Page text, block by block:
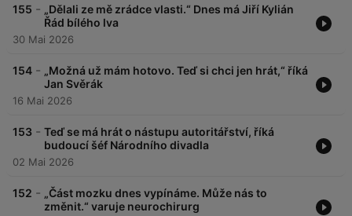
155 - „Dělali ze mě zrádce vlasti.“ Dnes má Jiří Kylián
Řád bílého lva
30 Mai 2026
154 - „Možná už mám hotovo. Teď si chci jen hrát,“ říká
Jan Svěrák
16 Mai 2026
153 - Teď se má hrát o nástupu autoritářství, říká
budoucí šéf Národního divadla
02 Mai 2026
152 - „Část mozku dnes vypínáme. Může nás to
změnit.“ varuje neurochirurg